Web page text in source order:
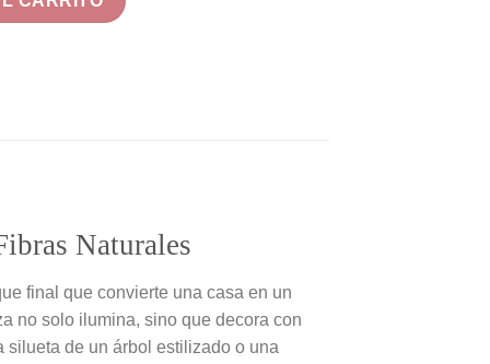
Naturales
final que convierte una casa en un
no solo ilumina, sino que decora con
silueta de un árbol estilizado o una